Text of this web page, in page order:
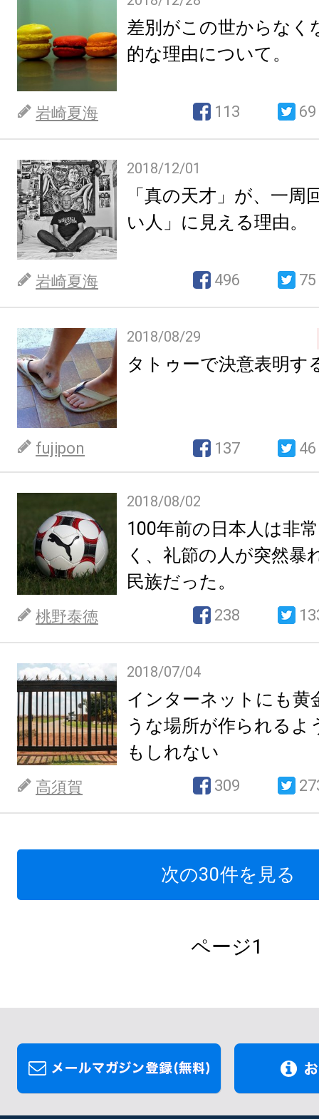
差別がこの世からなく
的な理由について。
岩崎夏海 113 69
2018/12/01
「真の天才」が、一周
い人」に見える理由。
岩崎夏海 496 75
2018/08/29
タトゥーで決意表明す
fujipon 137 46
2018/08/02
100年前の日本人は非
く、礼節の人が突然暴
民族だった。
桃野泰徳 238
2018/07/04
インターネットにも黄
うな場所が作られるよ
もしれない
高須賀 309
次の30件を見る
ページ1